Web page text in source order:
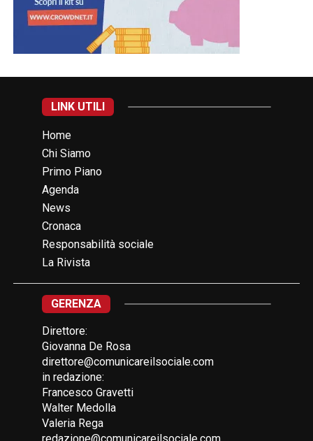
LINK UTILI
Home
Chi Siamo
Primo Piano
Agenda
News
Cronaca
Responsabilità sociale
La Rivista
GERENZA
Direttore:
Giovanna De Rosa
direttore@comunicareilsociale.com
in redazione:
Francesco Gravetti
Walter Medolla
Valeria Rega